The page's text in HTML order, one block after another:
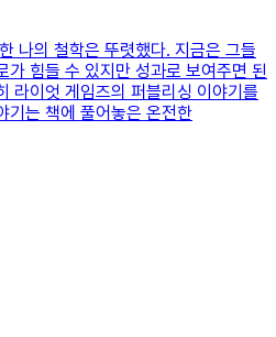
나의 철학은 뚜렷했다. 지금은 그들
가 힘들 수 있지만 성과로 보여주면 된
라이엇 게임즈의 퍼블리싱 이야기를
기는 책에 풀어놓은 온전한